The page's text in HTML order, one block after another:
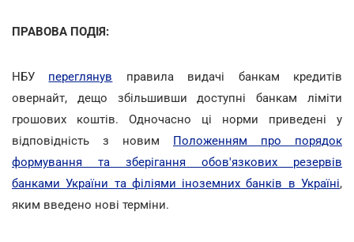
ПРАВОВА ПОДІЯ:
НБУ переглянув правила видачі банкам кредитів
овернайт, дещо збільшивши доступні банкам ліміти
грошових коштів. Одночасно ці норми приведені у
відповідність з новим Положенням про порядок
формування та зберігання обов'язкових резервів
банками України та філіями іноземних банків в Україні,
яким введено нові терміни.